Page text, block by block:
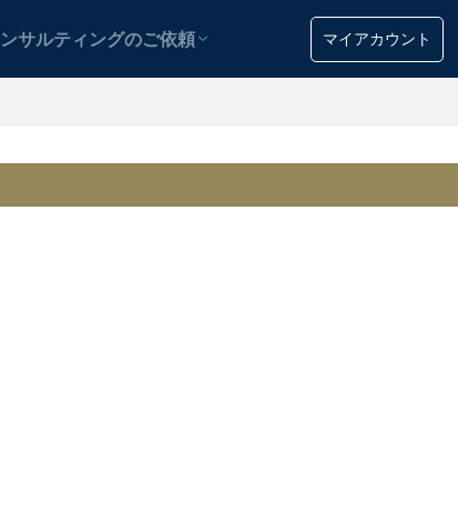
サルティングのご依頼 マイアカウント